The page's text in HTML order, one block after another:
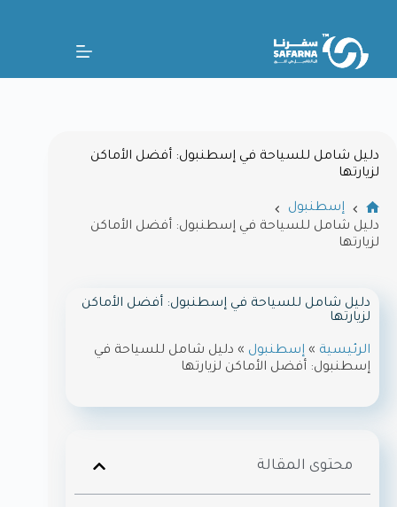
دليل شامل للسياحة في إسطنبول: أفضل الأماكن
لزيارتها
إسطنبول
دليل شامل للسياحة في إسطنبول: أفضل الأماكن
لزيارتها
دليل شامل للسياحة في إسطنبول: أفضل الأماكن
لزيارتها
الرئيسية » إسطنبول » دليل شامل للسياحة في
إسطنبول: أفضل الأماكن لزيارتها
محتوى المقالة